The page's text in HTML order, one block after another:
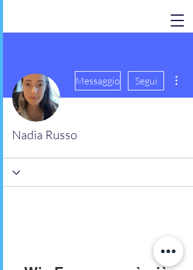
Messaggio Segui
Nadia Russo